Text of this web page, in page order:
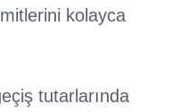
kolayca
tutarlarında